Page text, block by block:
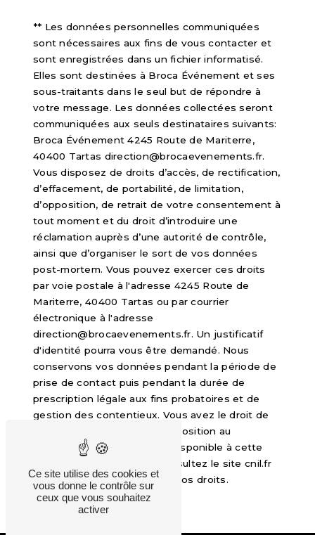
** Les données personnelles communiquées
sont nécessaires aux fins de vous contacter et
sont enregistrées dans un fichier informatisé.
Elles sont destinées à Broca Événement et ses
sous-traitants dans le seul but de répondre à
votre message. Les données collectées seront
communiquées aux seuls destinataires suivants:
Broca Événement 4245 Route de Mariterre,
40400 Tartas direction@brocaevenements.fr.
Vous disposez de droits d’accès, de rectification,
d’effacement, de portabilité, de limitation,
d’opposition, de retrait de votre consentement à
tout moment et du droit d’introduire une
réclamation auprès d’une autorité de contrôle,
ainsi que d’organiser le sort de vos données
post-mortem. Vous pouvez exercer ces droits
par voie postale à l'adresse 4245 Route de
Mariterre, 40400 Tartas ou par courrier
électronique à l'adresse
direction@brocaevenements.fr. Un justificatif
d'identité pourra vous être demandé. Nous
conservons vos données pendant la période de
prise de contact puis pendant la durée de
prescription légale aux fins probatoires et de
gestion des contentieux. Vous avez le droit de
vous inscrire sur la liste d'opposition au
démarchage téléphonique, disponible à cette
. Consultez le site cnil.fr
pour plus d’informations sur vos droits.
Ce site utilise des cookies et
vous donne le contrôle sur
ceux que vous souhaitez
activer